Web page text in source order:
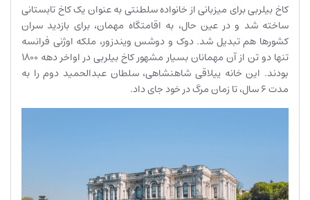
کاخ بیلربی برای میزبانی از خانواده سلطنتی به عنوان یک کاخ تابستانی
ساخته شد و در عین حال، به اقامتگاه مهمان، برای بازدید سران
کشورها هم تبدیل شد. دوک و دوشس ویندزور، ملکه اوژنی فرانسه
تنها دو تن از آن مهمانان بسیار مشهور کاخ بیلربی در اواخر دهه 1800
بودند. این خانه ییلاقی شاهنشاهی، سلطان عبدالحمید دوم را به
مدت 6 سال، تا زمان مرگ در خود جای داد.